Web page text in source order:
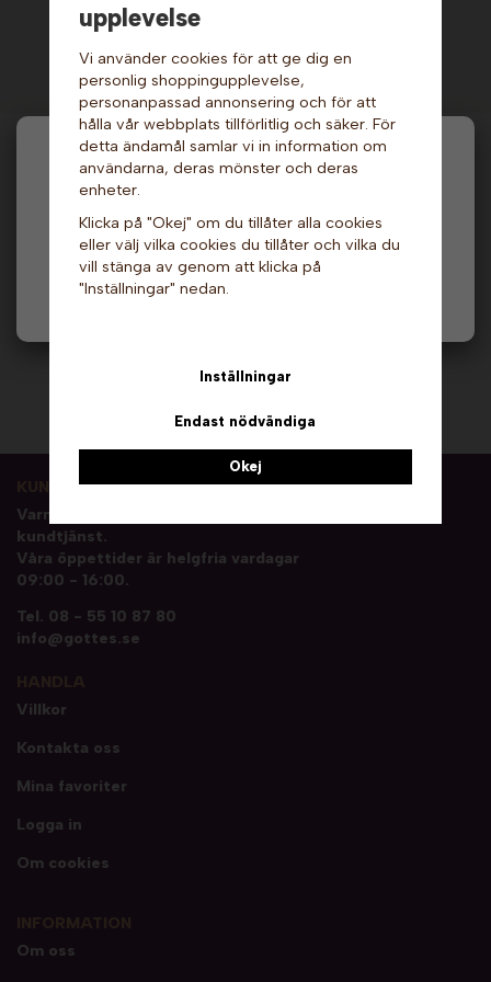
Hej och välkommen till Gottes!
moms) eller företag (exkl. moms) för hur våra priser
ska visas.
Privat
KUNDTJÄNST
Varmt välkommen att kontakta vår
kundtjänst.
Våra öppettider är helgfria vardagar
09:00 - 16:00.
Tel. 08 - 55 10 87 80
info@gottes.se
Villkor
Kontakta oss
Mina favoriter
Logga in
Om cookies
Om oss
upplevelse
Vi använder cookies för att ge dig en
personlig shoppingupplevelse,
personanpassad annonsering och för att
hålla vår webbplats tillförlitlig och säker. För
detta ändamål samlar vi in information om
användarna, deras mönster och deras
enheter.
Klicka på "Okej" om du tillåter alla cookies
eller välj vilka cookies du tillåter och vilka du
vill stänga av genom att klicka på
"Inställningar" nedan.
Inställningar
Endast nödvändiga
Okej